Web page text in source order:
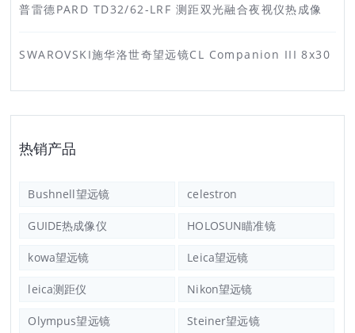
普雷德PARD TD32/62-LRF 测距双光融合夜视仪热成像
SWAROVSKI施华洛世奇望远镜CL Companion III 8x30
热销产品
Bushnell望远镜 celestron
GUIDE热成像仪 HOLOSUN瞄准镜
kowa望远镜 Leica望远镜
leica测距仪 Nikon望远镜
Olympus望远镜 Steiner望远镜